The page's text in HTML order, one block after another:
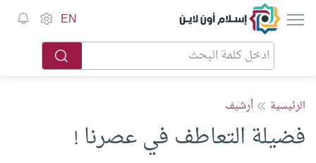
إسلام أون لاين EN
الرئيسية أرشيف
فضيلة التعاطف في عصرنا !